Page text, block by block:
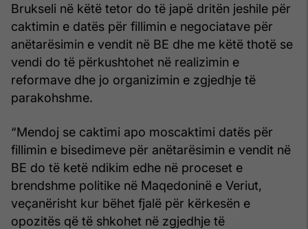
Brukseli në këtë tetor do të japë dritën jeshile për
caktimin e datës për fillimin e negociatave për
anëtarësimin e vendit në BE dhe me këtë thotë se
vendi do të përkushtohet në realizimin e
reformave dhe jo organizimin e zgjedhje të
parakohshme.
“Mendoj se caktimi apo moscaktimi datës për
fillimin e bisedimeve për anëtarësimin e vendit në
BE do të ketë ndikim edhe në proceset e
brendshme politike në Maqedoninë e Veriut,
veçanërisht kur bëhet fjalë për kërkesën e
opozitës që të shkohet në zgjedhje të